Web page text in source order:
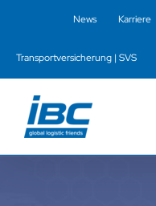
springen
News Karriere
Transportversicherung | SVS